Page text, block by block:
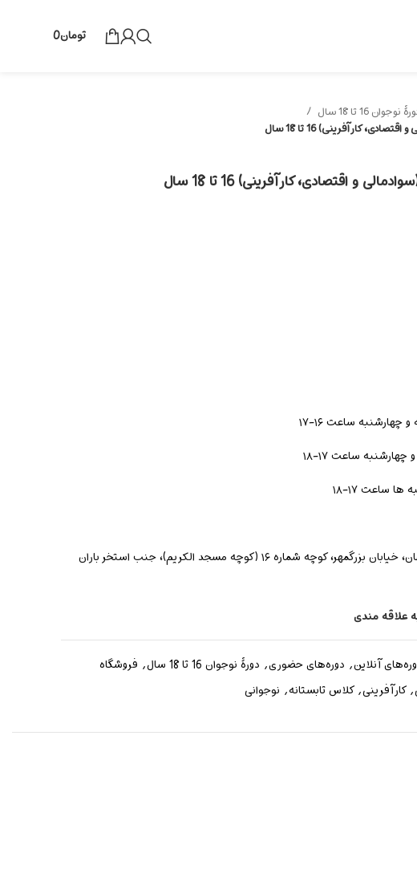
تومان0
نوجوان 16 تا 18 سال
کارآفرینی) 16 تا 18 سال
و اقتصادی، کارآفرینی) 16 تا 18 سال
چهارشنبه ساعت ۱۶-۱۷
ساعت ۱۷-۱۸
ساعت ۱۷-۱۸
شماره ۱۶ (کوچه مسجد الکریم)، جنب استخر باران
علاقه مندی
آنلاین, دوره‌های حضوری, دورۀ نوجوان 16 تا 18 سال , فروشگاه
, کارآفرینی,کلاس تابستانه, نوجوانی